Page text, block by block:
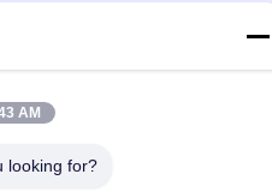
स्कैनर देने वाला। कॉपीराइट © 2023-
. सर्वाधिकार सुरक्षित।
AM
looking for?